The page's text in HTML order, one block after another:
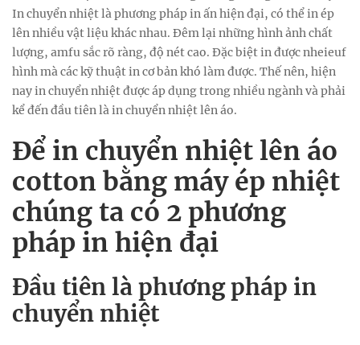
In chuyển nhiệt là phương pháp in ấn hiện đại, có thể in ép
lên nhiều vật liệu khác nhau. Đêm lại những hình ảnh chất
lượng, amfu sắc rõ ràng, độ nét cao. Đặc biệt in được nheieuf
hình mà các kỹ thuật in cơ bản khó làm được. Thế nên, hiện
nay in chuyển nhiệt được áp dụng trong nhiều ngành và phải
kể đến đầu tiên là in chuyển nhiệt lên áo.
Để in chuyển nhiệt lên áo
cotton bằng máy ép nhiệt
chúng ta có 2 phương
pháp in hiện đại
Đầu tiên là phương pháp in
chuyển nhiệt